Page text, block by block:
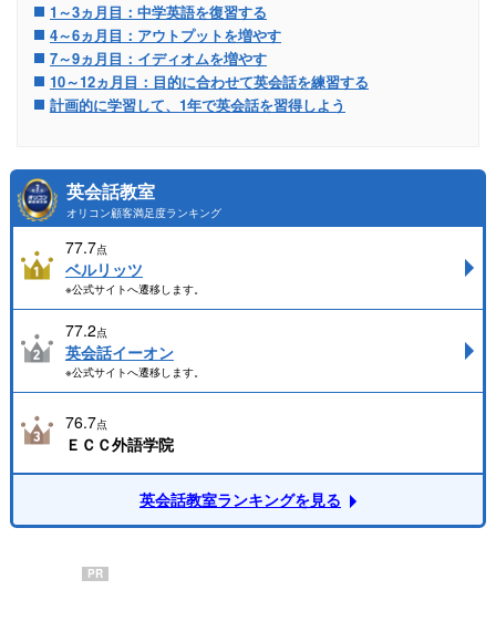
1～3ヵ月目：中学英語を復習する
4～6ヵ月目：アウトプットを増やす
7～9ヵ月目：イディオムを増やす
10～12ヵ月目：目的に合わせて英会話を練習する
計画的に学習して、1年で英会話を習得しよう
英会話教室
オリコン顧客満足度ランキング
77.7点
ベルリッツ
※公式サイトへ遷移します。
77.2点
英会話イーオン
※公式サイトへ遷移します。
76.7点
ＥＣＣ外語学院
英会話教室ランキングを見る
PR